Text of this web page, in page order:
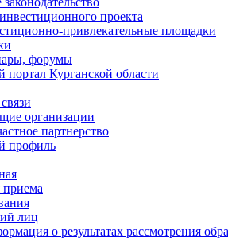
проекта
привлекательные площадки
форумы
Курганской области
организации
партнерство
профиль
лиц
о результатах рассмотрения